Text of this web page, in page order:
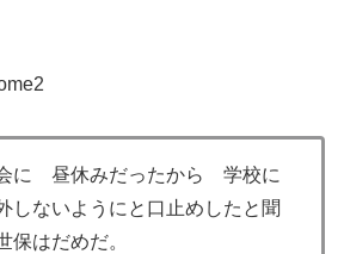
に 昼休みだったから 学校に
ないようにと口止めしたと聞
はだめだ。